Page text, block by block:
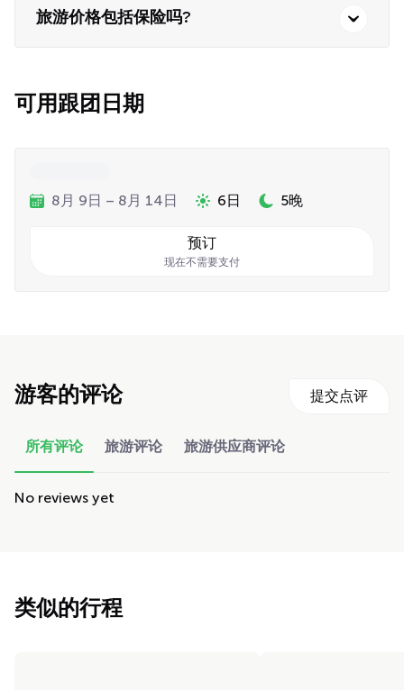
旅游价格包括保险吗?
可用跟团日期
8月 9日 – 8月 14日 6日 5晚
预订
现在不需要支付
游客的评论 提交点评
所有评论 旅游评论 旅游供应商评论
No reviews yet
类似的行程